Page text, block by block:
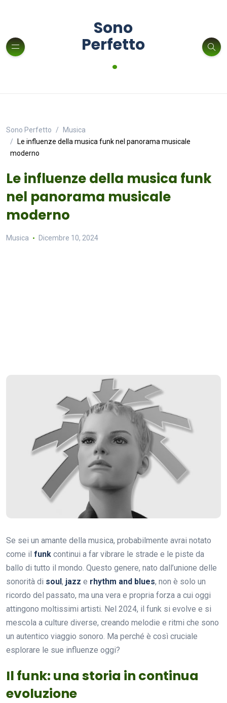
Sono
Perfetto
.
Sono Perfetto
Musica
Le influenze della musica funk nel panorama musicale
moderno
Le influenze della musica funk
nel panorama musicale
moderno
Musica Dicembre 10, 2024
Se sei un amante della musica, probabilmente avrai notato
come il funk continui a far vibrare le strade e le piste da
ballo di tutto il mondo. Questo genere, nato dall’unione delle
sonorità di soul, jazz e rhythm and blues, non è solo un
ricordo del passato, ma una vera e propria forza a cui oggi
attingono moltissimi artisti. Nel 2024, il funk si evolve e si
mescola a culture diverse, creando melodie e ritmi che sono
un autentico viaggio sonoro. Ma perché è così cruciale
esplorare le sue influenze oggi?
Il funk: una storia in continua
evoluzione